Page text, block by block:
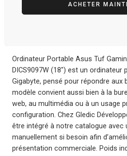
ACHETER
Ordinateur Portable Asus Tuf
DICS9097W (18″) est un
Gigabyte, pensé pour répondre aux
modèle convient aussi bien à la
web, au multimédia ou à un usage
configuration. Chez Gledic
être intégré à notre catalogue avec
manuellement si besoin afin
présentation commerciale. Poids